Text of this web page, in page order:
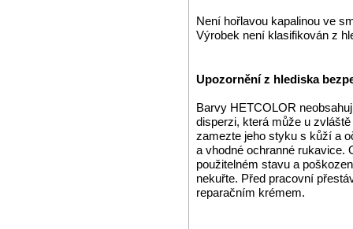
Není hořlavou kapalinou ve
Výrobek není klasifikován z
Upozornění z hlediska
Barvy HETCOLOR
disperzi, která může u
zamezte jeho styku s kůží a
a vhodné ochranné rukavice.
použitelném stavu a
nekuřte. Před pracovní
reparačním krémem.